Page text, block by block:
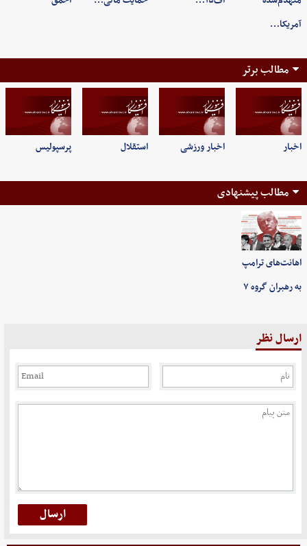
آمریکا…
مطالب برتر
اخبار اخبار ورزشی استقلال پرسپولیس
مطالب پیشنهادی
اهانت‌های ترامپ
به رهبران گروه ۷
ارسال نظر